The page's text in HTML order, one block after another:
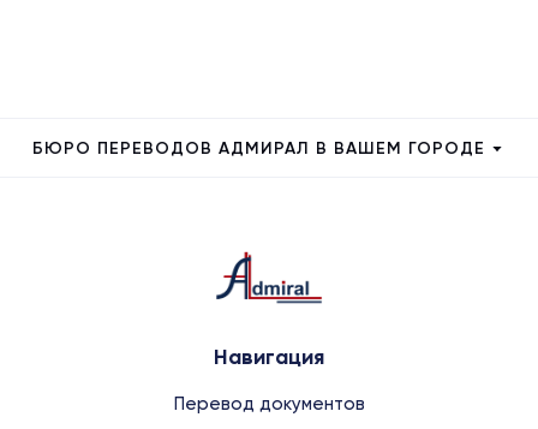
БЮРО ПЕРЕВОДОВ АДМИРАЛ В ВАШЕМ ГОРОДЕ
Навигация
Перевод документов